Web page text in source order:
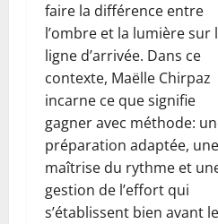
faire la différence entre
l’ombre et la lumière sur
ligne d’arrivée. Dans ce
contexte, Maëlle Chirpaz
incarne ce que signifie
gagner avec méthode:
préparation adaptée, une
maîtrise du rythme et
gestion de l’effort qui
s’établissent bien avant le